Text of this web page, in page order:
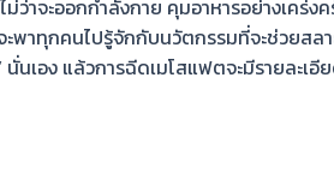
าจะออกกำลังกาย คุมอาหารอย่างเคร่
พาทุกคนไปรู้จักกับนวัตกรรมที่จะช่วย
นั่นเอง แล้วการฉีดเมโสแฟตจะมีรายละเ